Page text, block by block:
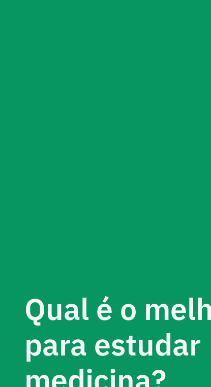
Qual é o
para estudar